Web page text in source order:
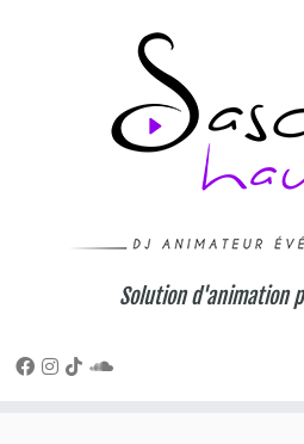
Solution d'animation